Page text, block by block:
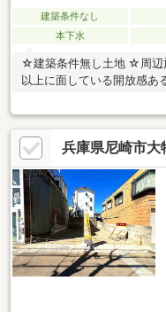
建築条件なし
本下水
☆建築条件無し土地 ☆周
以上に面している開放感あ
兵庫県尼崎市大